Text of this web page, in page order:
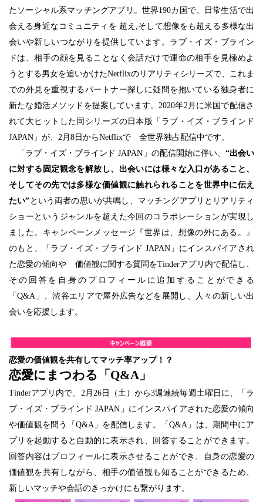
たソーシャル系マッチングアプリ。世界190カ国で、日常生活で出
会える身近なコミュニティを 超え,そして想像をも超える多様な出
会いや新しいつながりを提供しています。ラブ・イズ・ブライン
ドは、相手の顔を見ることなく会話だけで運命の相手を見極めよ
うとする男女を追いかけたNetflixのリアリティシリーズで、これま
での外見を重視するパートナー探しに疑問を抱いている独身者に
新たな婚活メソッドを提案しています。2020年2月に米国で配信さ
れて大ヒットした同シリーズの日本版「ラブ・イズ・ブラインド
JAPAN」が、2月8日からNetflixで　全世界独占配信中です。
「ラブ・イズ・ブラインド JAPAN」の配信開始に伴い、 “出会い
に対する固定観念を解放し、出会いには様々な入口があること、
そしてその先では多様な価値観に触れられることを世界中に伝え
たい” という両者の思いが共鳴し、マッチングアプリとリアリティ
ショーというジャンルを超えた今回のコラボレーションが実現し
ました。キャンペーンメッセージ『世界は、想像の外にある。』
のもと、「ラブ・イズ・ブラインド JAPAN」にインスパイアされ
た恋愛の傾向や　価値観に関する質問をTinderアプリ内で配信し、
その回答を自身のプロフィールに追加することができる
「Q&A」、渋谷エリアで屋外広告などを展開し、人々の新しい出
会いを応援します。
恋愛の価値観を共有してマッチ率アップ！？
恋愛にまつわる「Q&A」
Tinderアプリ内で、2月26日（土）から3週連続毎週土曜日に、「ラ
ブ・イズ・ブラインド JAPAN」にインスパイアされた恋愛の傾向
や価値観を問う「Q&A」を配信します。「Q&A」は、期間中にア
プリを起動すると自動的に表示され、回答することができます。
回答内容はプロフィールに表示させることができ、自身の恋愛の
価値観を共有しながら、相手の価値観も知ることができるため、
新しいマッチや会話のきっかけにも繋がります。